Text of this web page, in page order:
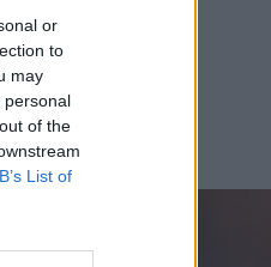
or
to
may
personal
of the
List of